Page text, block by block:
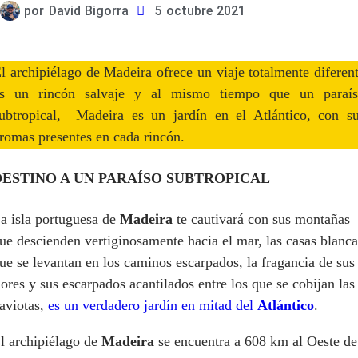
por David Bigorra 5 octubre 2021
archipiélago de Madeira ofrece un viaje totalmente
un rincón salvaje y al mismo tiempo que un
Madeira es un jardín en el Atlántico, con
presentes en cada rincón.
A UN PARAÍSO SUBTROPICAL
isla portuguesa de Madeira te cautivará con sus montañas
descienden vertiginosamente hacia el mar, las casas
se levantan en los caminos escarpados, la fragancia de sus
y sus escarpados acantilados entre los que se cobijan las
es un verdadero jardín en mitad del Atlántico.
archipiélago de Madeira se encuentra a 608 km al Oeste de